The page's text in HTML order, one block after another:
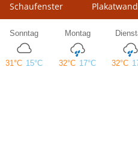
Schaufenster Plakatwand